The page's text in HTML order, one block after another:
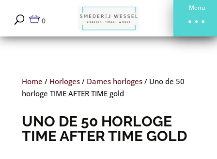
Menu
0
Home / Horloges/ Dames horloges/ Uno de 50
horloge TIME AFTER TIME gold
UNO DE 50 HORLOGE
TIME AFTER TIME GOLD